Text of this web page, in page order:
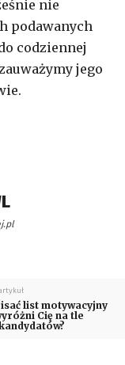
nie
podawanych
codziennej
jego
list motywacyjny
Cię na tle